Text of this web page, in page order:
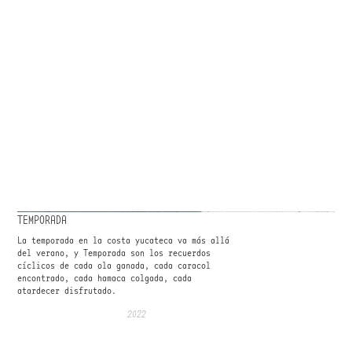
TEMPORADA
La temporada en la costa yucateca va más allá
del verano, y Temporada son los recuerdos
cíclicos de cada ola ganada, cada caracol
encontrado, cada hamaca colgada, cada
atardecer disfrutado.
2022